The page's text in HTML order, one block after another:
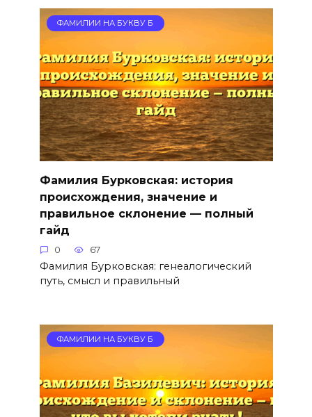
ФАМИЛИИ НА БУКВУ Б
Фамилия Бурковская: история
происхождения, значение и
правильное склонение — полный
гайд
0 67
Фамилия Бурковская: генеалогический
путь, смысл и правильный
ФАМИЛИИ НА БУКВУ Б